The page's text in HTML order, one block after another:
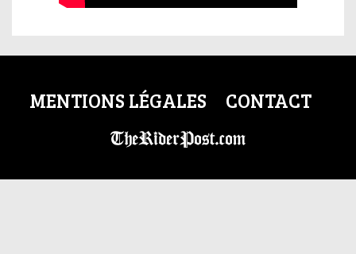
MENTIONS LÉGALES CONTACT